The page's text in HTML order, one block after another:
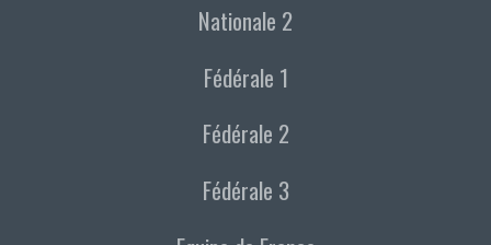
Nationale 2
Fédérale 1
Fédérale 2
Fédérale 3